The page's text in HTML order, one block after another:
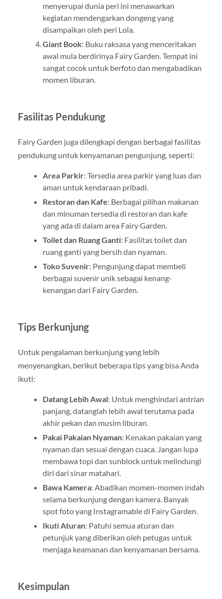
menyerupai dunia peri ini menawarkan
kegiatan mendengarkan dongeng yang
disampaikan oleh peri Lola.
Giant Book: Buku raksasa yang menceritakan
awal mula berdirinya Fairy Garden. Tempat ini
sangat cocok untuk berfoto dan mengabadikan
momen liburan.
Fasilitas Pendukung
Fairy Garden juga dilengkapi dengan berbagai fasilitas
pendukung untuk kenyamanan pengunjung, seperti:
Area Parkir: Tersedia area parkir yang luas dan
aman untuk kendaraan pribadi.
Restoran dan Kafe: Berbagai pilihan makanan
dan minuman tersedia di restoran dan kafe
yang ada di dalam area Fairy Garden.
Toilet dan Ruang Ganti: Fasilitas toilet dan
ruang ganti yang bersih dan nyaman.
Toko Suvenir: Pengunjung dapat membeli
berbagai suvenir unik sebagai kenang-
kenangan dari Fairy Garden.
Tips Berkunjung
Untuk pengalaman berkunjung yang lebih
menyenangkan, berikut beberapa tips yang bisa Anda
ikuti:
Datang Lebih Awal: Untuk menghindari antrian
panjang, datanglah lebih awal terutama pada
akhir pekan dan musim liburan.
Pakai Pakaian Nyaman: Kenakan pakaian yang
nyaman dan sesuai dengan cuaca. Jangan lupa
membawa topi dan sunblock untuk melindungi
diri dari sinar matahari.
Bawa Kamera: Abadikan momen-momen indah
selama berkunjung dengan kamera. Banyak
spot foto yang Instagramable di Fairy Garden.
Ikuti Aturan: Patuhi semua aturan dan
petunjuk yang diberikan oleh petugas untuk
menjaga keamanan dan kenyamanan bersama.
Kesimpulan